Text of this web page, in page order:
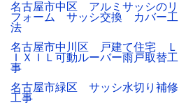
名古屋市中区 アルミサッシのリ
フォーム サッシ交換 カバー工
法
名古屋市中川区 戸建て住宅 Ｌ
ＩＸＩＬ可動ルーバー雨戸取替工
事
名古屋市緑区 サッシ水切り補修
工事